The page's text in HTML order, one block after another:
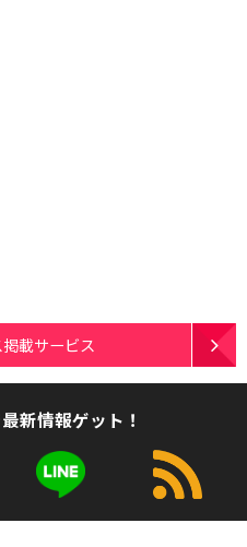
載サービス
新情報ゲット！